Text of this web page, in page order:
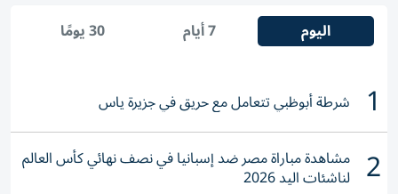
اليوم 7 أيام 30 يومًا
1 شرطة أبوظبي تتعامل مع حريق في جزيرة ياس
2 مشاهدة مباراة مصر ضد إسبانيا في نصف نهائي كأس العالم
لناشئات اليد 2026